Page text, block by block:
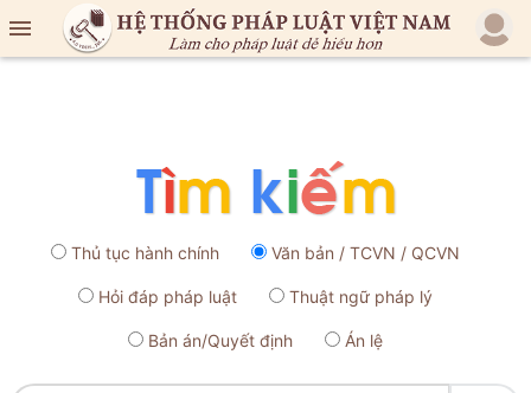

Thủ tục hành chính Văn bản / TCVN / QCVN
Hỏi đáp pháp luật Thuật ngữ pháp lý
Bản án/Quyết định Án lệ